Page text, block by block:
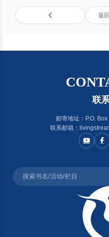
返
联
邮寄地址：P.O.
联系邮箱：